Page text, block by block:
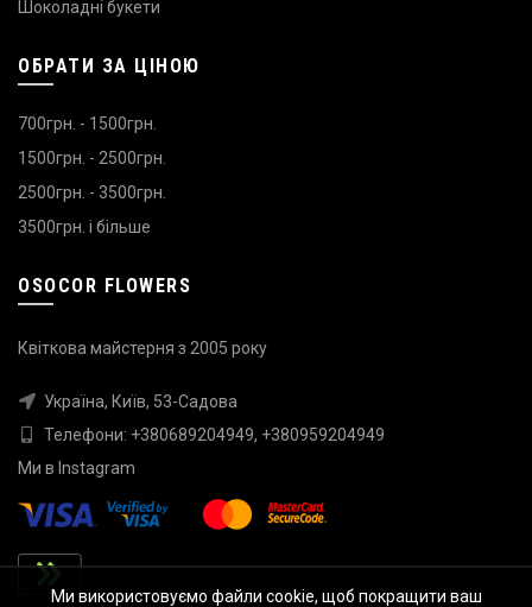
Шоколадні букети
ОБРАТИ ЗА ЦІНОЮ
700грн. - 1500грн.
1500грн. - 2500грн.
2500грн. - 3500грн.
3500грн. і більше
OSOCOR FLOWERS
Квіткова майстерня з 2005 року
Україна, Київ, 53-Садова
Телефони: +380689204949, +380959204949
Ми в Instagram
Ми використовуємо файли cookie, щоб покращити ваш